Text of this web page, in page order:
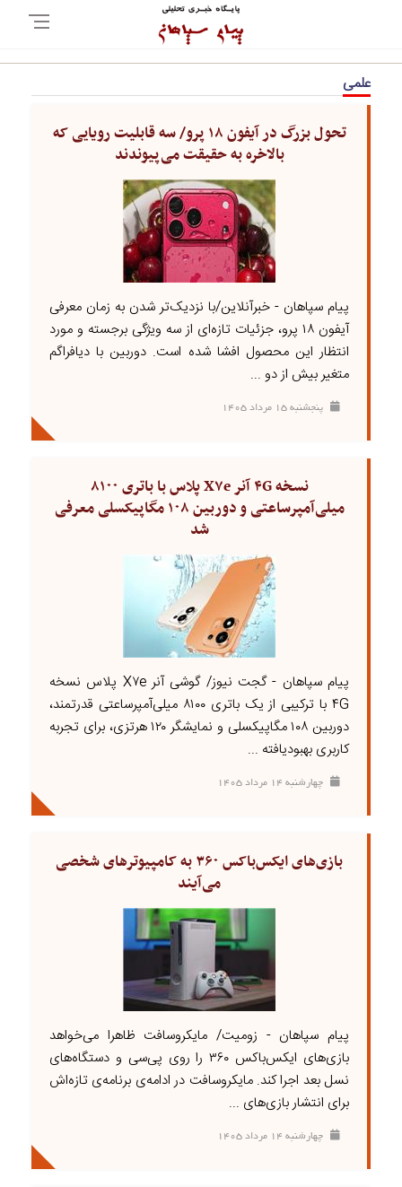
علمی
تحول بزرگ در آیفون ۱۸ پرو/ سه قابلیت رویایی که
بالاخره به حقیقت می‌پیوندند
پیام سپاهان - خبرآنلاین/با نزدیک‌تر شدن به زمان معرفی
آیفون ۱۸ پرو، جزئیات تازه‌ای از سه ویژگی برجسته و مورد
انتظار این محصول افشا شده است. دوربین با دیافراگم
متغیر بیش از دو ...
پنجشنبه ۱۵ مرداد ۱۴۰۵
نسخه ۴G آنر X۷e پلاس با باتری ۸۱۰۰
میلی‌آمپرساعتی و دوربین ۱۰۸ مگاپیکسلی معرفی
شد
پیام سپاهان - گجت نیوز/ گوشی آنر X۷e پلاس نسخه
۴G با ترکیبی از یک باتری ۸۱۰۰ میلی‌آمپرساعتی قدرتمند،
دوربین ۱۰۸ مگاپیکسلی و نمایشگر ۱۲۰ هرتزی، برای تجربه
کاربری بهبودیافته ...
چهارشنبه ۱۴ مرداد ۱۴۰۵
بازی‌های ایکس‌باکس ۳۶۰ به کامپیوترهای شخصی
می‌آیند
پیام سپاهان - زومیت/ مایکروسافت ظاهرا می‌خواهد
بازی‌های ایکس‌باکس ۳۶۰ را روی پی‌سی و دستگاه‌های
نسل بعد اجرا کند. مایکروسافت در ادامه‌ی برنامه‌ی تازه‌اش
برای انتشار بازی‌های ...
چهارشنبه ۱۴ مرداد ۱۴۰۵